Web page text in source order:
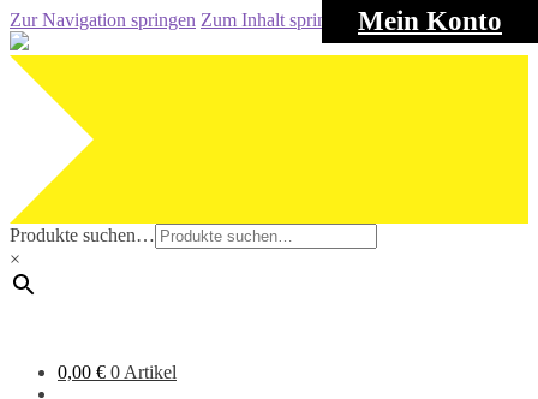
Mein Konto
Zur Navigation springen Zum Inhalt springen
Produkte suchen…
×
0,00 € 0 Artikel